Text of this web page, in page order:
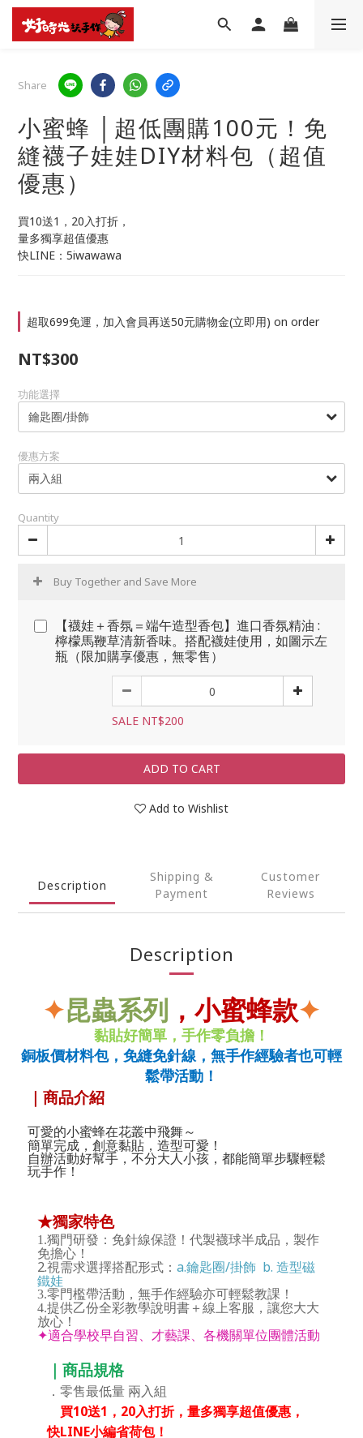
Share
小蜜蜂 │超低團購100元！免
縫襪子娃娃DIY材料包（超值
優惠）
買10送1，20入打折，
量多獨享超值優惠
快LINE：5iwawawa
超取699免運，加入會員再送50元購物金(立即用) on order
NT$300
功能選擇
優惠方案
Quantity
Buy Together and Save More
【襪娃＋香氛＝端午造型香包】進口香氛精油 :
檸檬馬鞭草清新香味。搭配襪娃使用，如圖示左
瓶（限加購享優惠，無零售）
SALE NT$200
ADD TO CART
Add to Wishlist
Description
Shipping &
Payment
Customer
Reviews
Description
✦昆蟲系列 ，小蜜蜂款✦
黏貼好簡單，手作零負擔！
銅板價材料包，免縫免針線，無手作經驗者也可輕
鬆帶活動！
｜商品介紹
可愛的小蜜蜂在花叢中飛舞～
簡單完成，創意黏貼，造型可愛！
自辦活動好幫手，不分大人小孩，都能簡單步驟輕鬆
玩手作！
★獨家特色
1.獨門研發：免針線保證！代製襪球半成品，製作
免擔心！
2.視需求選擇搭配形式： a.鑰匙圈/掛飾 b. 造型磁
鐵娃
3.零門檻帶活動，無手作經驗亦可輕鬆教課！
4.提供乙份全彩教學說明書＋線上客服，讓您大大
放心！
✦適合學校早自習、才藝課、各機關單位團體活動
｜商品規格
．零售最低量 兩 入組
買10送1，20入打折，量多獨享超值優惠，
快LINE小編省荷包！